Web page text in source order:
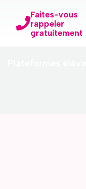
Faites-vous
rappeler
gratuitement